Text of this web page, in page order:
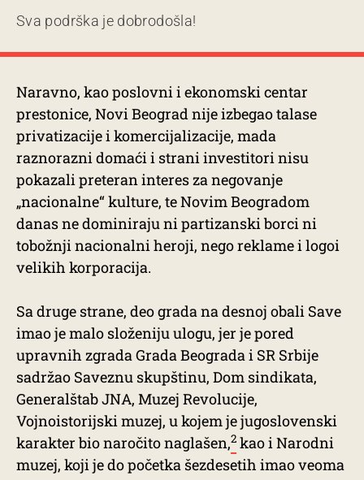
Sva podrška je dobrodošla!
Naravno, kao poslovni i ekonomski centar
prestonice, Novi Beograd nije izbegao talase
privatizacije i komercijalizacije, mada
raznorazni domaći i strani investitori nisu
pokazali preteran interes za negovanje
„nacionalne“ kulture, te Novim Beogradom
danas ne dominiraju ni partizanski borci ni
tobožnji nacionalni heroji, nego reklame i logoi
velikih korporacija.
Sa druge strane, deo grada na desnoj obali Save
imao je malo složeniju ulogu, jer je pored
upravnih zgrada Grada Beograda i SR Srbije
sadržao Saveznu skupštinu, Dom sindikata,
Generalštab JNA, Muzej Revolucije,
Vojnoistorijski muzej, u kojem je jugoslovenski
karakter bio naročito naglašen,2 kao i Narodni
muzej, koji je do početka šezdesetih imao veoma